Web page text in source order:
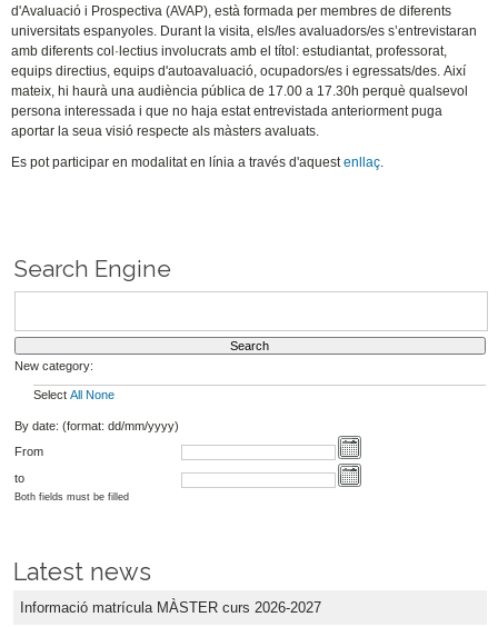
d'Avaluació i Prospectiva (AVAP), està formada per membres de diferents
universitats espanyoles. Durant la visita, els/les avaluadors/es s’entrevistaran
amb diferents col·lectius involucrats amb el títol: estudiantat, professorat,
equips directius, equips d'autoavaluació, ocupadors/es i egressats/des. Així
mateix, hi haurà una audiència pública de 17.00 a 17.30h perquè qualsevol
persona interessada i que no haja estat entrevistada anteriorment puga
aportar la seua visió respecte als màsters avaluats.
Es pot participar en modalitat en línia a través d'aquestenllaç
Search Engine
New category:
Select All None
By date: (format: dd/mm/yyyy)
From
to
Both fields must be filled
Latest news
Informació matrícula MÀSTER curs 2026-2027